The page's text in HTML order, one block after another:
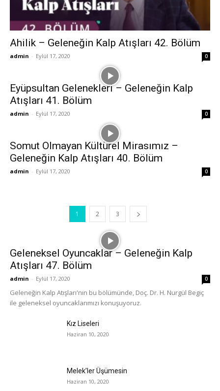
Ahilik – Geleneğin Kalp Atışları 42. Bölüm
admin - Eylül 17, 2020 0
Eyüpsultan Gelenekleri – Geleneğin Kalp
Atışları 41. Bölüm
admin - Eylül 17, 2020 0
Somut Olmayan Kültürel Mirasımız –
Geleneğin Kalp Atışları 40. Bölüm
admin - Eylül 17, 2020 0
1 2 3
Geleneksel Oyuncaklar – Geleneğin Kalp
Atışları 47. Bölüm
admin - Eylül 17, 2020 0
Geleneğin Kalp Atışları'nın bu bölümünde, Doç. Dr. H. Nurgül Begiç
ile geleneksel oyuncaklarımızı konuşuyoruz.
Kız Liseleri
Haziran 10, 2020
Melek’ler Üşümesin
Haziran 10, 2020